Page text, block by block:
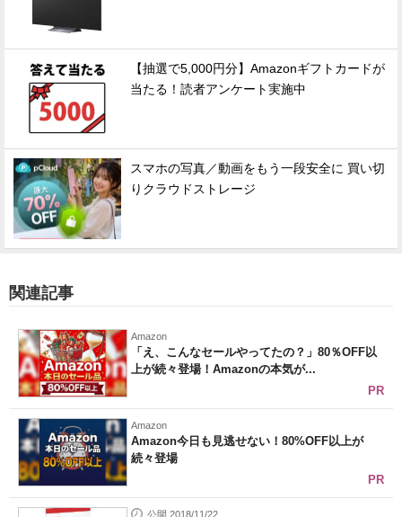
【抽選で5,000円分】Amazonギフトカードが
当たる！読者アンケート実施中
スマホの写真／動画をもう一段安全に 買い切
りクラウドストレージ
関連記事
Amazon
「え、こんなセールやってたの？」80％OFF以
上が続々登場！Amazonの本気が...
PR
Amazon
Amazon今日も見逃せない！80%OFF以上が
続々登場
PR
公開 2018/11/22